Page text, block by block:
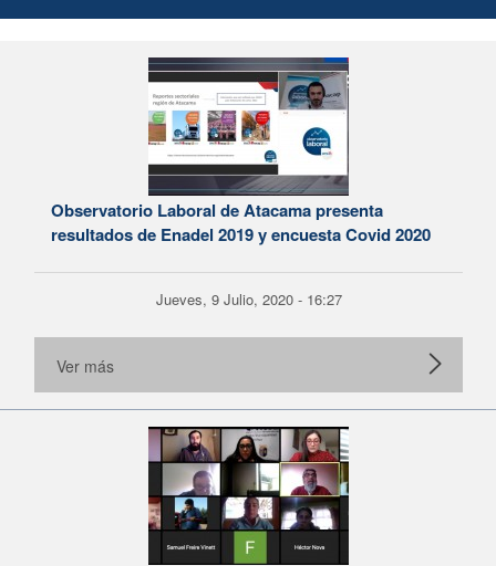
Observatorio Laboral de Atacama presenta
resultados de Enadel 2019 y encuesta Covid 2020
Jueves, 9 Julio, 2020 - 16:27
Ver más